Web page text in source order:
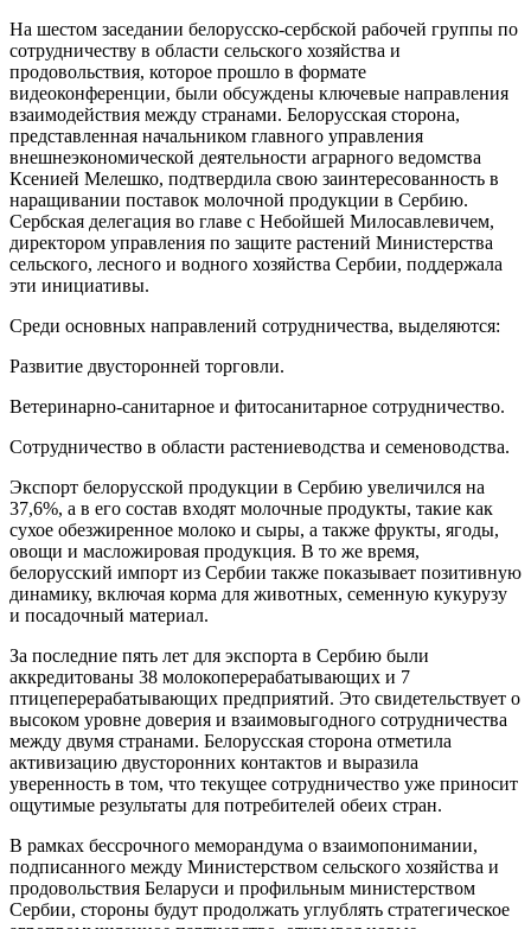
На шестом заседании белорусско-сербской рабочей группы по
сотрудничеству в области сельского хозяйства и
продовольствия, которое прошло в формате
видеоконференции, были обсуждены ключевые направления
взаимодействия между странами. Белорусская сторона,
представленная начальником главного управления
внешнеэкономической деятельности аграрного ведомства
Ксенией Мелешко, подтвердила свою заинтересованность в
наращивании поставок молочной продукции в Сербию.
Сербская делегация во главе с Небойшей Милосавлевичем,
директором управления по защите растений Министерства
сельского, лесного и водного хозяйства Сербии, поддержала
эти инициативы.
Среди основных направлений сотрудничества, выделяются:
Развитие двусторонней торговли.
Ветеринарно-санитарное и фитосанитарное сотрудничество.
Сотрудничество в области растениеводства и семеноводства.
Экспорт белорусской продукции в Сербию увеличился на
37,6%, а в его состав входят молочные продукты, такие как
сухое обезжиренное молоко и сыры, а также фрукты, ягоды,
овощи и масложировая продукция. В то же время,
белорусский импорт из Сербии также показывает позитивную
динамику, включая корма для животных, семенную кукурузу
и посадочный материал.
За последние пять лет для экспорта в Сербию были
аккредитованы 38 молокоперерабатывающих и 7
птицеперерабатывающих предприятий. Это свидетельствует о
высоком уровне доверия и взаимовыгодного сотрудничества
между двумя странами. Белорусская сторона отметила
активизацию двусторонних контактов и выразила
уверенность в том, что текущее сотрудничество уже приносит
ощутимые результаты для потребителей обеих стран.
В рамках бессрочного меморандума о взаимопонимании,
подписанного между Министерством сельского хозяйства и
продовольствия Беларуси и профильным министерством
Сербии, стороны будут продолжать углублять стратегическое